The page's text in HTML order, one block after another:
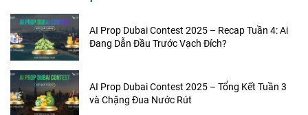
AI Prop Dubai Contest 2025 – Recap Tuần 4: Ai
Đang Dẫn Đầu Trước Vạch Đích?
AI Prop Dubai Contest 2025 – Tổng Kết Tuần 3
và Chặng Đua Nước Rút